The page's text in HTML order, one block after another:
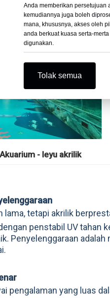
- leyu akrilik
lama, tetapi akrilik
penstabil UV tahan
Penyelenggaraan
pengalaman yang luas
Anda memberikan persetujuan
kemudiannya juga boleh
mana, khususnya, akses oleh
anda berkuat kuasa serta-
digunakan.
Tolak semua